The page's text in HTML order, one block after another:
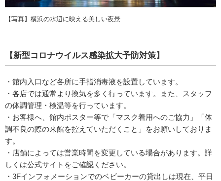
【写真】横浜の水辺に映える美しい夜景
【新型コロナウイルス感染拡大予防対策】
・館内入口など各所に手指消毒液を設置しています。
・各店では通常より換気を多く行っています。また、スタッフ
の体調管理・検温等を行っています。
・お客様へ、館内ポスター等で「マスク着用へのご協力」「体
調不良の際の来館を控えていただくこと」をお願いしておりま
す。
・店舗によっては営業時間を変更している場合があります。詳
しくは公式サイトをご確認ください。
・3Fインフォメーションでのベビーカーの貸出しは現在、平日